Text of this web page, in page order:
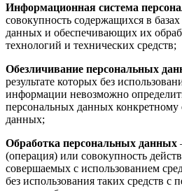
Информационная система
совокупность содержащихся в
данных и обеспечивающих их
технологий и технических средств;
Обезличивание персональных
результате которых без
информации невозможно
персональных данных конкретному
данных;
Обработка персональных данных
(операция) или совокупность
совершаемых с использованием
без использования таких средств